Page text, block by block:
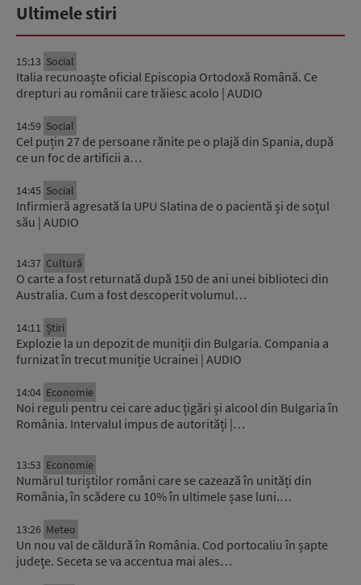
Ultimele stiri
15:13 Social
Italia recunoaște oficial Episcopia Ortodoxă Română. Ce
drepturi au românii care trăiesc acolo | AUDIO
14:59 Social
Cel puțin 27 de persoane rănite pe o plajă din Spania, după
ce un foc de artificii a…
14:45 Social
Infirmieră agresată la UPU Slatina de o pacientă și de soțul
său | AUDIO
14:37 Cultură
O carte a fost returnată după 150 de ani unei biblioteci din
Australia. Cum a fost descoperit volumul…
14:11 Știri
Explozie la un depozit de muniții din Bulgaria. Compania a
furnizat în trecut muniție Ucrainei | AUDIO
14:04 Economie
Noi reguli pentru cei care aduc țigări și alcool din Bulgaria în
România. Intervalul impus de autorități |…
13:53 Economie
Numărul turiștilor români care se cazează în unități din
România, în scădere cu 10% în ultimele șase luni.…
13:26 Meteo
Un nou val de căldură în România. Cod portocaliu în șapte
județe. Seceta se va accentua mai ales…